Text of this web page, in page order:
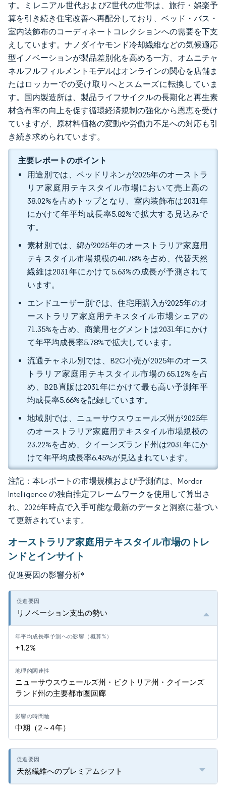
す。ミレニアル世代およびZ世代の世帯は、旅行・娯楽予
算を引き続き住宅改善へ再配分しており、ベッド・バス・
室内装飾布のコーディネートコレクションへの需要を下支
えしています。ナノダイヤモンド冷却繊維などの気候適応
型イノベーションが製品差別化を高める一方、オムニチャ
ネルフルフィルメントモデルはオンラインの関心を店舗ま
たはロッカーでの受け取りへとスムーズに転換していま
す。国内製造所は、製品ライフサイクルの長期化と再生素
材含有率の向上を促す循環経済規制の強化から恩恵を受け
ていますが、原材料価格の変動や労働力不足への対応も引
き続き求められています。
主要レポートのポイント
用途別では、ベッドリネンが2025年のオーストラ
リア家庭用テキスタイル市場において売上高の
38.02%を占めトップとなり、室内装飾布は2031年
にかけて年平均成長率5.82%で拡大する見込みで
す。
素材別では、綿が2025年のオーストラリア家庭用
テキスタイル市場規模の40.78%を占め、代替天然
繊維は2031年にかけて5.63%の成長が予測されて
います。
エンドユーザー別では、住宅用購入が2025年のオ
ーストラリア家庭用テキスタイル市場シェアの
71.35%を占め、商業用セグメントは2031年にかけ
て年平均成長率5.78%で拡大しています。
流通チャネル別では、B2C小売が2025年のオース
トラリア家庭用テキスタイル市場の65.12%を占
め、B2B直販は2031年にかけて最も高い予測年平
均成長率5.66%を記録しています。
地域別では、ニューサウスウェールズ州が2025年
のオーストラリア家庭用テキスタイル市場規模の
23.22%を占め、クイーンズランド州は2031年にか
けて年平均成長率6.45%が見込まれています。
注記：本レポートの市場規模および予測値は、Mordor
Intelligence の独自推定フレームワークを使用して算出さ
れ、2026年時点で入手可能な最新のデータと洞察に基づい
て更新されています。
オーストラリア家庭用テキスタイル市場のトレ
ンドとインサイト
促進要因の影響分析*
リノベーション支出の勢い
+1.2%
ニューサウスウェールズ州・ビクトリア州・クイーンズ
ランド州の主要都市圏回廊
中期（2～4年）
天然繊維へのプレミアムシフト